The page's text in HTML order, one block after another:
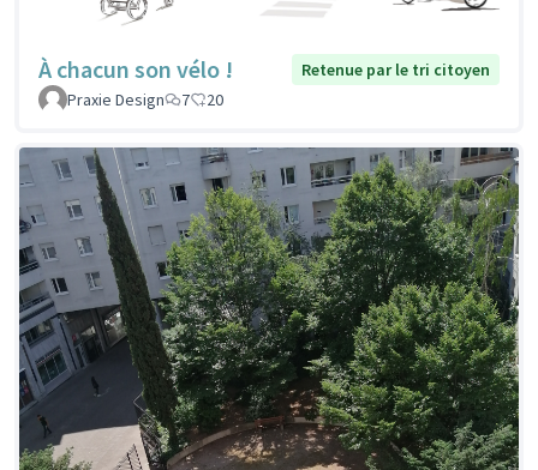
À chacun son vélo !
Retenue par le tri citoyen
Praxie Design
7 20